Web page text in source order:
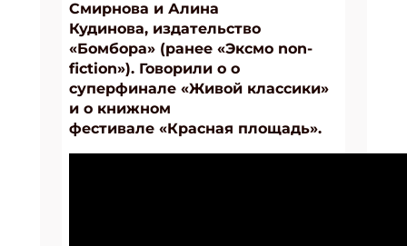
Смирнова и Алина
Кудинова, издательство
«Бомбора» (ранее «Эксмо non-
fiction»). Говорили о о
суперфинале «Живой классики»
и о книжном
фестивале «Красная площадь».